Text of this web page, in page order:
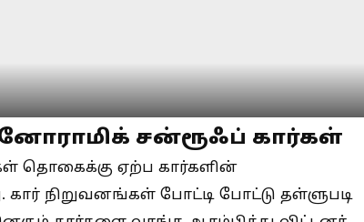
சன்ரூஃப் கார்கள்
தொகைக்கு ஏற்ப கார்களின்
கார் நிறுவனங்கள் போட்டி போட்டு தள்ளுபடி